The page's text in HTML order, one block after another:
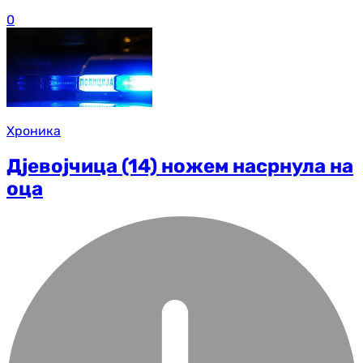
0
Хроника
Дјевојчица (14) ножем насрнула на
оца